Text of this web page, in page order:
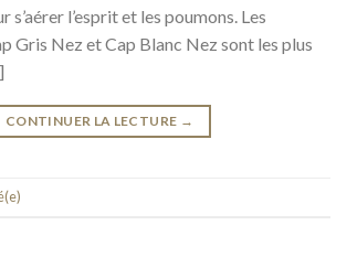
s’aérer l’esprit et les poumons. Les
Gris Nez et Cap Blanc Nez sont les plus
CONTINUER LA LECTURE →